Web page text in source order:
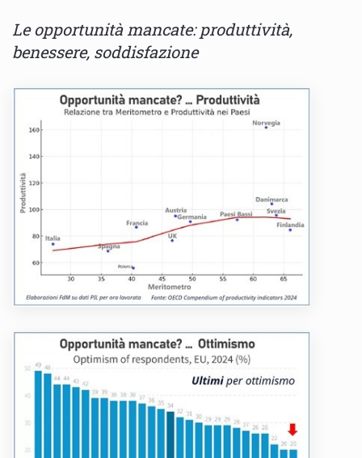
Le opportunità mancate: produttività,
benessere, soddisfazione